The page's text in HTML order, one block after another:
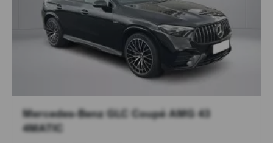
Mercedes-Benz GLC Coupé AMG 43
4MATIC